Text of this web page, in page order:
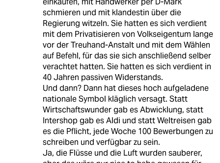
schmieren und mit klandestin über die
Regierung witzeln. Sie hatten es sich verdient
mit dem Privatisieren von Volkseigentum lange
vor der Treuhand-Anstalt und mit dem Wählen
auf Befehl, für das sie sich anschließend selber
verachtet hatten. Sie hatten es sich verdient in
40 Jahren passiven Widerstands.
Und dann? Dann hat dieses hoch aufgeladene
nationale Symbol kläglich versagt. Statt
Wirtschaftswunder gab es Abwicklung, statt
Intershop gab es Aldi und statt Weltreisen gab
es die Pflicht, jede Woche 100 Bewerbungen zu
schreiben und verfügbar zu sein.
Ja, die Flüsse und die Luft wurden sauberer,